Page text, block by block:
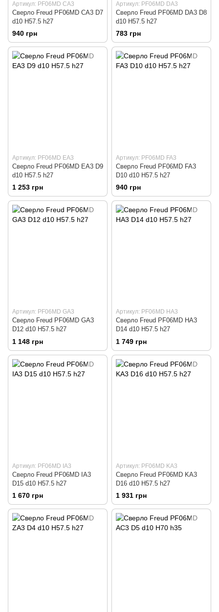
Артикул: PF06MD CA3
Сверло Freud PF06MD CA3 D7
d10 H57.5 h27
940 грн
Артикул: PF06MD DA3
Сверло Freud PF06MD DA3 D8
d10 H57.5 h27
783 грн
Артикул: PF06MD EA3
Сверло Freud PF06MD EA3 D9
d10 H57.5 h27
1 253 грн
Артикул: PF06MD FA3
Сверло Freud PF06MD FA3
D10 d10 H57.5 h27
940 грн
Артикул: PF06MD GA3
Сверло Freud PF06MD GA3
D12 d10 H57.5 h27
1 148 грн
Артикул: PF06MD HA3
Сверло Freud PF06MD HA3
D14 d10 H57.5 h27
1 749 грн
Артикул: PF06MD IA3
Сверло Freud PF06MD IA3
D15 d10 H57.5 h27
1 670 грн
Артикул: PF06MD KA3
Сверло Freud PF06MD KA3
D16 d10 H57.5 h27
1 931 грн